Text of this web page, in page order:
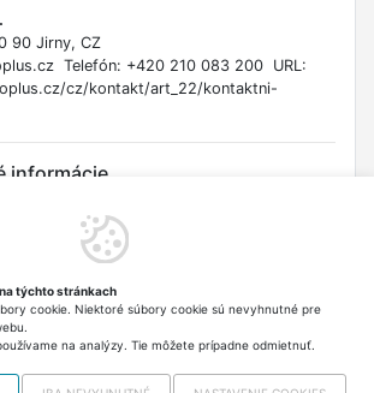
90 Jirny, CZ
Telefón: +420 210 083 200 URL:
cz/kontakt/art_22/kontaktni-
informácie
najmä ak sú v blízkosti deti. Hrozí riziko
pri manipulácii s košmi a kolieskami.
pevnosť spojov. Vekové obmedzenie:
ale odporúča sa dohľad dospelých, ak sa s
týchto stránkach
cookie. Niektoré súbory cookie sú nevyhnutné pre
na analýzy. Tie môžete prípadne odmietnuť.